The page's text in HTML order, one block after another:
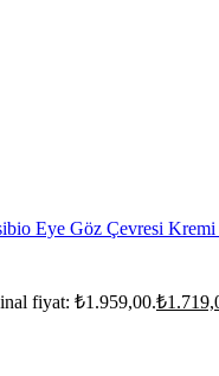
Eye Göz Çevresi
fiyat: ₺1.959,00.₺